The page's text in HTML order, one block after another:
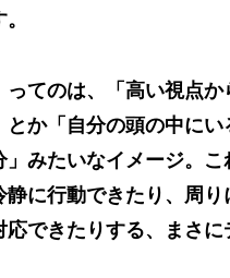
ってのは、「高い視点
とか「自分の頭の中にい
」みたいなイメージ。こ
静に行動できたり、周り
応できたりする、まさに